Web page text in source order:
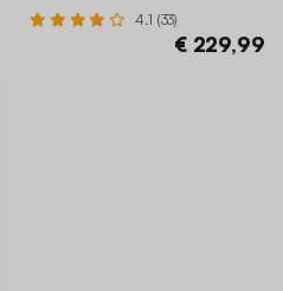
4.1 (33)
€ 229,99